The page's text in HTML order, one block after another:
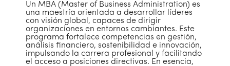
Un MBA (Master of Business Administration) es
una maestría orientada a desarrollar líderes
con visión global, capaces de dirigir
organizaciones en entornos cambiantes. Este
programa fortalece competencias en gestión,
análisis financiero, sostenibilidad e innovación,
impulsando la carrera profesional y facilitando
el acceso a posiciones directivas. En esencia,